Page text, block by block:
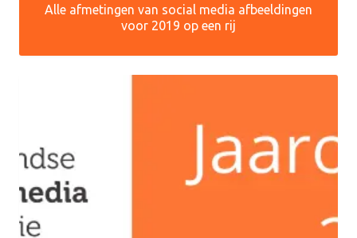
Alle afmetingen van social media afbeeldingen
voor 2019 op een rij